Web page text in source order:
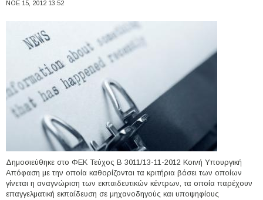
ΝΟΕ 15, 2012 13:52
Δημοσιεύθηκε στο ΦΕΚ Τεύχος Β 3011/13-11-2012 Κοινή Υπουργική
Απόφαση με την οποία καθορίζονται τα κριτήρια βάσει των οποίων
γίνεται η αναγνώριση των εκπαιδευτικών κέντρων, τα οποία παρέχουν
επαγγελματική εκπαίδευση σε μηχανοδηγούς και υποψηφίους